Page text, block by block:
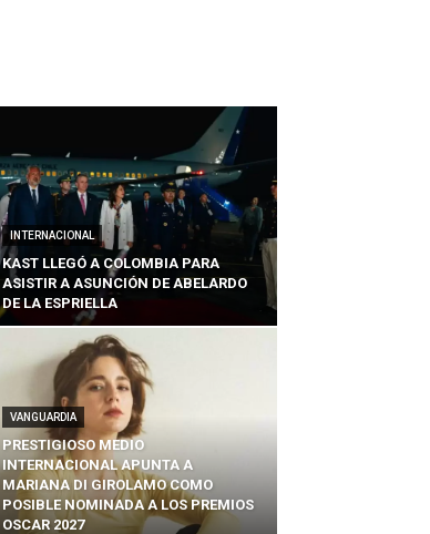
INTERNACIONAL
KAST LLEGÓ A COLOMBIA PARA
ASISTIR A ASUNCIÓN DE ABELARDO
DE LA ESPRIELLA
VANGUARDIA
PRESTIGIOSO MEDIO
INTERNACIONAL APUNTA A
MARIANA DI GIROLAMO COMO
POSIBLE NOMINADA A LOS PREMIOS
OSCAR 2027